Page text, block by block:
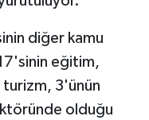
diğer kamu
eğitim,
3'ünün
olduğu